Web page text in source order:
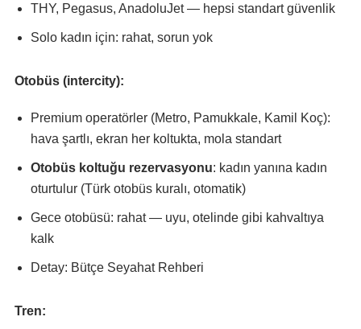
THY, Pegasus, AnadoluJet — hepsi standart güvenlik
Solo kadın için: rahat, sorun yok
Otobüs (intercity):
Premium operatörler (Metro, Pamukkale, Kamil Koç):
hava şartlı, ekran her koltukta, mola standart
Otobüs koltuğu rezervasyonu: kadın yanına kadın
oturtulur (Türk otobüs kuralı, otomatik)
Gece otobüsü: rahat — uyu, otelinde gibi kahvaltıya
kalk
Detay: Bütçe Seyahat Rehberi
Tren: